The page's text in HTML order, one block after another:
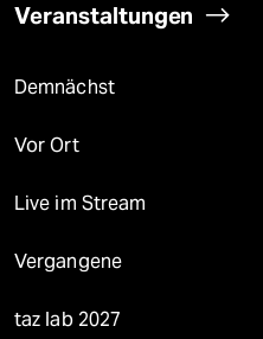
Veranstaltungen
Demnächst
Vor Ort
Live im Stream
Vergangene
taz lab 2027